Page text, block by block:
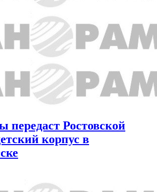
передаст Ростовской
корпус в